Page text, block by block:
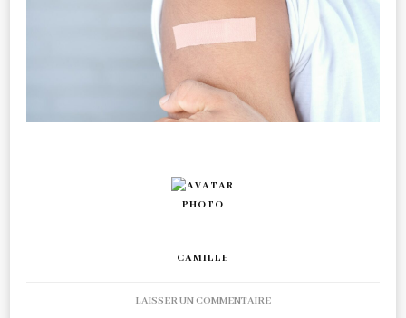
CAMILLE
LAISSER UN COMMENTAIRESUR